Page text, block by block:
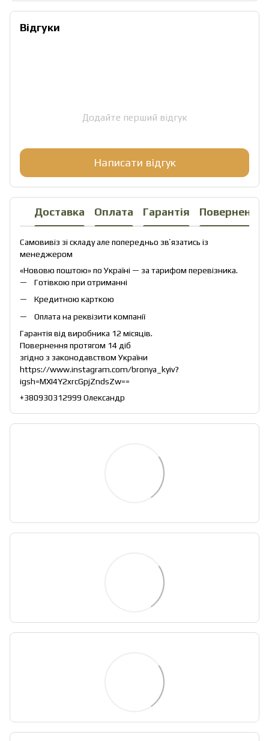
Відгуки
Додайте перший відгук
Написати відгук
Доставка Оплата Гарантія Повернення
Самовивіз зі складу але попередньо звʼязатись із
менеджером
«Нововю поштою» по Україні — за тарифом перевізника.
Готівкою при отриманні
Кредитною карткою
Оплата на реквізити компанії
Гарантія від виробника 12 місяців.
Повернення протягом 14 діб
згідно з законодавством України
https://www.instagram.com/bronya_kyiv?
igsh=MXI4Y2xrcGpjZndsZw==
+380930312999 Олександр